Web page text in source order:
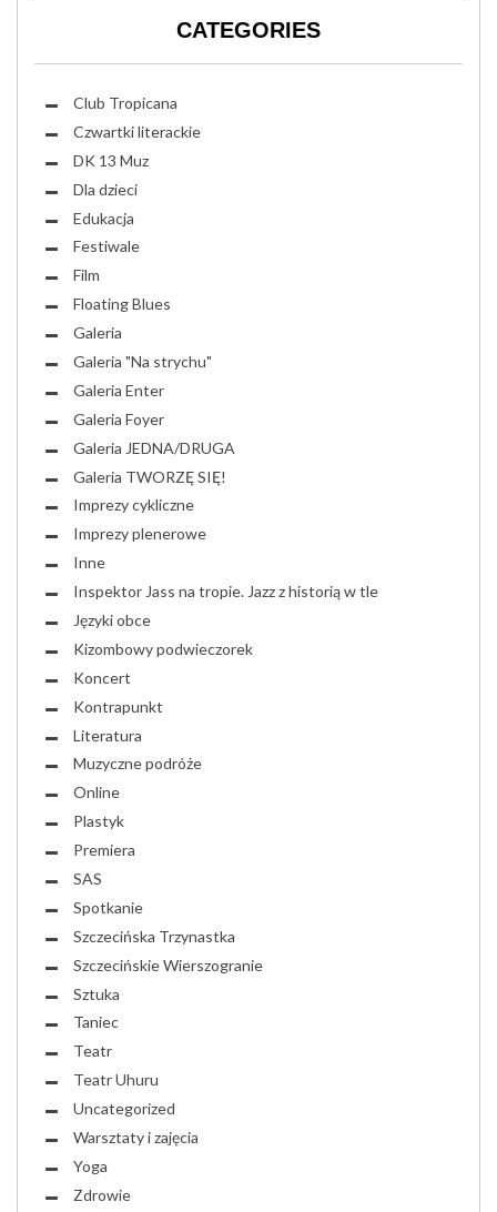
CATEGORIES
Club Tropicana
Czwartki literackie
DK 13 Muz
Dla dzieci
Edukacja
Festiwale
Film
Floating Blues
Galeria
Galeria "Na strychu"
Galeria Enter
Galeria Foyer
Galeria JEDNA/DRUGA
Galeria TWORZĘ SIĘ!
Imprezy cykliczne
Imprezy plenerowe
Inne
Inspektor Jass na tropie. Jazz z historią w tle
Języki obce
Kizombowy podwieczorek
Koncert
Kontrapunkt
Literatura
Muzyczne podróże
Online
Plastyk
Premiera
SAS
Spotkanie
Szczecińska Trzynastka
Szczecińskie Wierszogranie
Sztuka
Taniec
Teatr
Teatr Uhuru
Uncategorized
Warsztaty i zajęcia
Yoga
Zdrowie